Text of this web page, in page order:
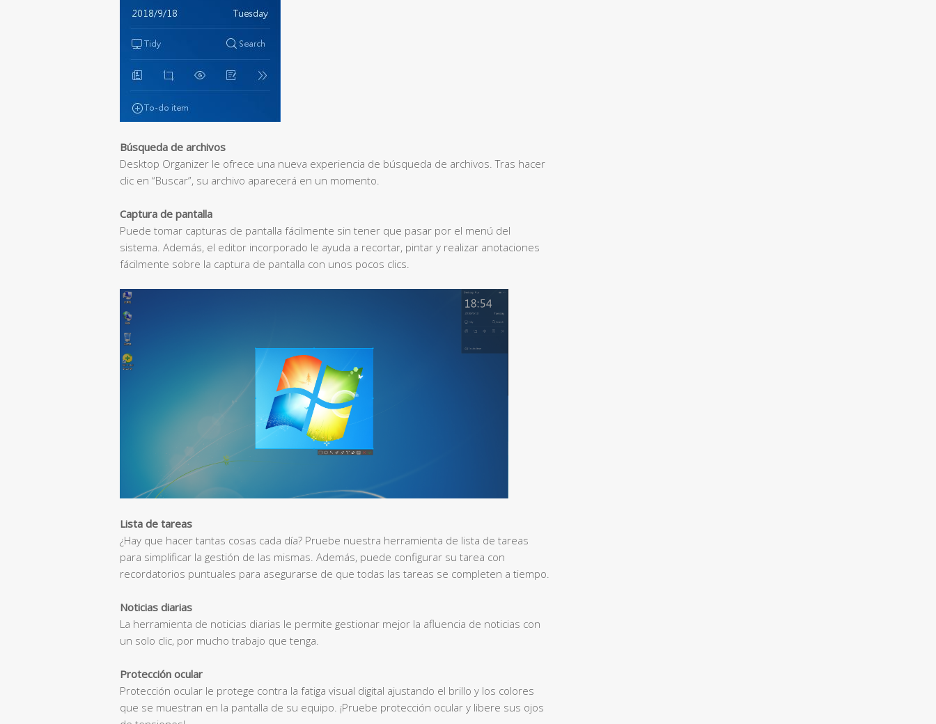
Búsqueda de archivos
Desktop Organizer le ofrece una nueva experiencia de búsqueda de archivos. Tras hacer
clic en “Buscar”, su archivo aparecerá en un momento.
Captura de pantalla
Puede tomar capturas de pantalla fácilmente sin tener que pasar por el menú del
sistema. Además, el editor incorporado le ayuda a recortar, pintar y realizar anotaciones
fácilmente sobre la captura de pantalla con unos pocos clics.
Lista de tareas
¿Hay que hacer tantas cosas cada día? Pruebe nuestra herramienta de lista de tareas
para simplificar la gestión de las mismas. Además, puede configurar su tarea con
recordatorios puntuales para asegurarse de que todas las tareas se completen a tiempo.
Noticias diarias
La herramienta de noticias diarias le permite gestionar mejor la afluencia de noticias con
un solo clic, por mucho trabajo que tenga.
Protección ocular
Protección ocular le protege contra la fatiga visual digital ajustando el brillo y los colores
que se muestran en la pantalla de su equipo. ¡Pruebe protección ocular y libere sus ojos